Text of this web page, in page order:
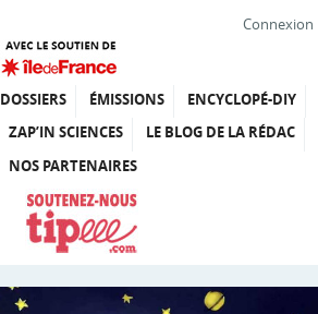
Connexion
DOSSIERS ÉMISSIONS ENCYCLOPÉ-DIY
ZAP’IN SCIENCES
LE BLOG DE LA RÉDAC
NOS PARTENAIRES